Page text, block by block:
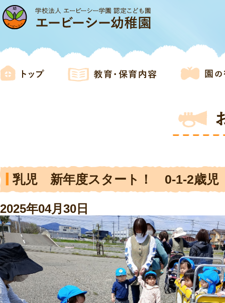
乳児 新年度スタート！ 0-1-2歳児
2025年04月30日